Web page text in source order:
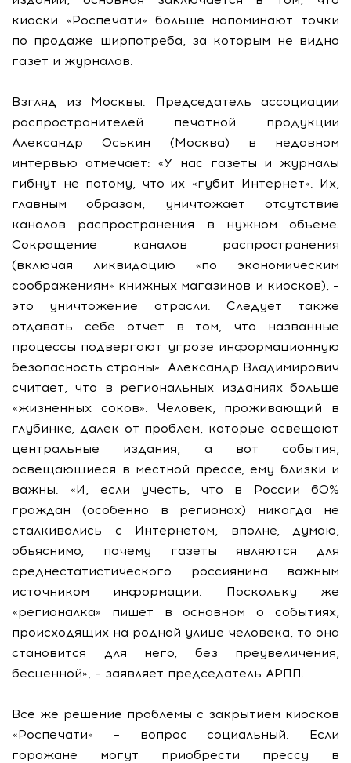
киоски «Роспечати» больше напоминают точки
по продаже ширпотреба, за которым не видно
газет и журналов.
Взгляд из Москвы. Председатель ассоциации
распространителей печатной продукции
Александр Оськин (Москва) в недавном
интервью отмечает: «У нас газеты и журналы
гибнут не потому, что их «губит Интернет». Их,
главным образом, уничтожает отсутствие
каналов распространения в нужном объеме.
Сокращение каналов распространения
(включая ликвидацию «по экономическим
соображениям» книжных магазинов и киосков), –
это уничтожение отрасли. Следует также
отдавать себе отчет в том, что названные
процессы подвергают угрозе информационную
безопасность страны». Александр Владимирович
считает, что в региональных изданиях больше
«жизненных соков». Человек, проживающий в
глубинке, далек от проблем, которые освещают
центральные издания, а вот события,
освещающиеся в местной прессе, ему близки и
важны. «И, если учесть, что в России 60%
граждан (особенно в регионах) никогда не
сталкивались с Интернетом, вполне, думаю,
объяснимо, почему газеты являются для
среднестатистического россиянина важным
источником информации. Поскольку же
«регионалка» пишет в основном о событиях,
происходящих на родной улице человека, то она
становится для него, без преувеличения,
бесценной», – заявляет председатель АРПП.
Все же решение проблемы с закрытием киосков
«Роспечати» – вопрос социальный. Если
горожане могут приобрести прессу в